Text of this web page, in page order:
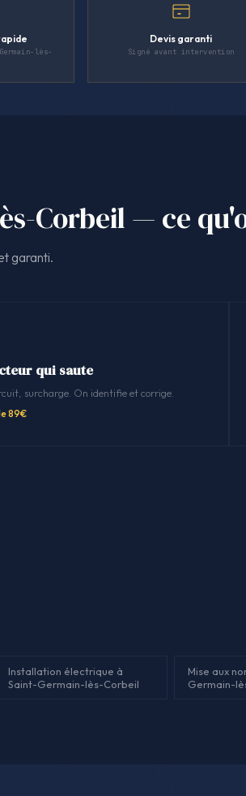
lès-
Devis garanti
Signé avant intervention
Corbeil — ce
garanti.
qui saute
surcharge. On identifie et corrige.
89€
Installation électrique à
Saint-Germain-lès-Corbeil
Mise aux
Germain-